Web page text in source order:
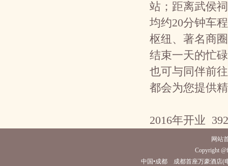
站；距离武侯
均约20分钟车
枢纽、著名商
结束一天的忙
也可与同伴前
都会为您提供
2016年开业
网站
Copyright
中国•成都 成都首座万豪酒店(